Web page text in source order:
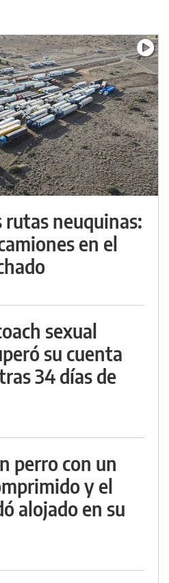
rutas neuquinas:
en el
sexual
su cuenta
34 días de
perro con un
y el
alojado en su